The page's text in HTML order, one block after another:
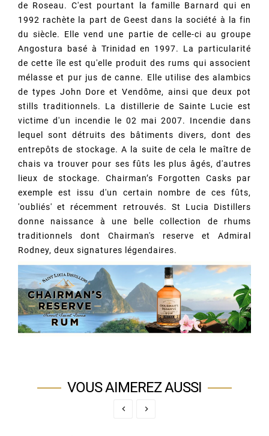
de Roseau. C'est pourtant la famille Barnard qui en
1992 rachète la part de Geest dans la société à la fin
du siècle. Elle vend une partie de celle-ci au groupe
Angostura basé à Trinidad en 1997. La particularité
de cette île est qu'elle produit des rums qui associent
mélasse et pur jus de canne. Elle utilise des alambics
de types John Dore et Vendôme, ainsi que deux pot
stills traditionnels. La distillerie de Sainte Lucie est
victime d'un incendie le 02 mai 2007. Incendie dans
lequel sont détruits des bâtiments divers, dont des
entrepôts de stockage. A la suite de cela le maître de
chais va trouver pour ses fûts les plus âgés, d'autres
lieux de stockage. Chairman’s Forgotten Casks par
exemple est issu d'un certain nombre de ces fûts,
'oubliés' et récemment retrouvés. St Lucia Distillers
donne naissance à une belle collection de rhums
traditionnels dont Chairman's reserve et Admiral
Rodney, deux signatures légendaires.
VOUS AIMEREZ AUSSI
 